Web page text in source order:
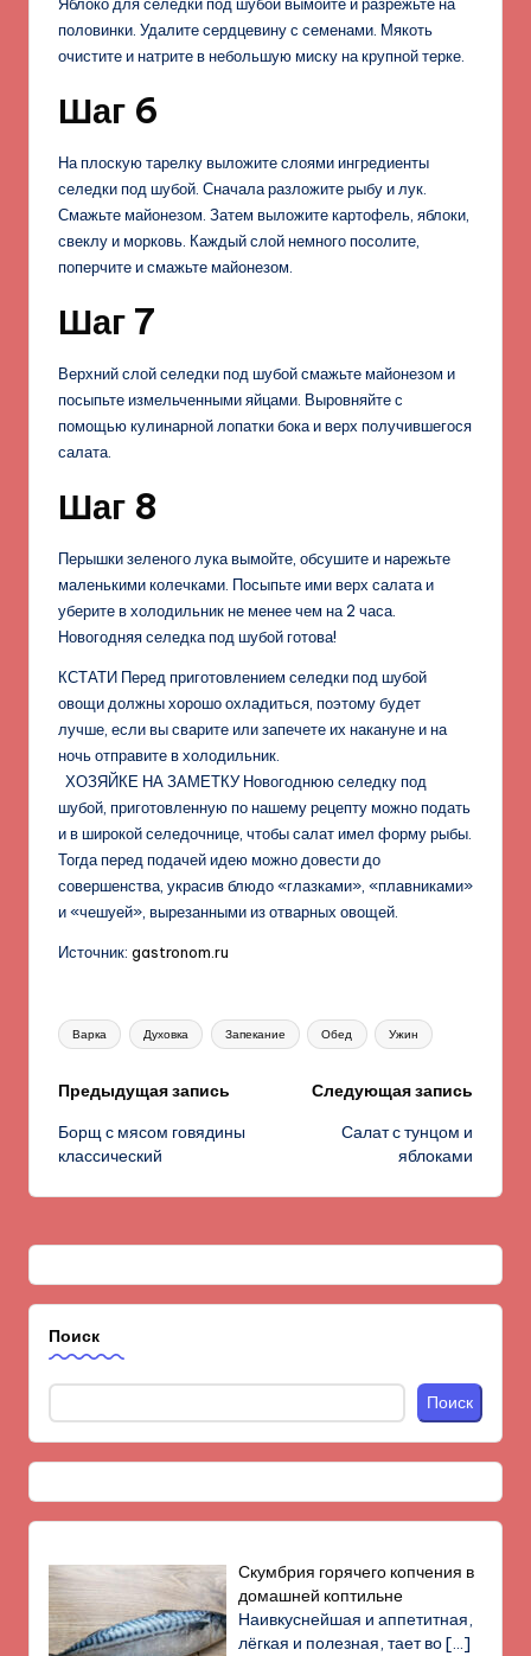
половинки. Удалите сердцевину с семенами. Мякоть
очистите и натрите в небольшую миску на крупной терке.
Шаг 6
На плоскую тарелку выложите слоями ингредиенты
селедки под шубой. Сначала разложите рыбу и лук.
Смажьте майонезом. Затем выложите картофель, яблоки,
свеклу и морковь. Каждый слой немного посолите,
поперчите и смажьте майонезом.
Шаг 7
Верхний слой селедки под шубой смажьте майонезом и
посыпьте измельченными яйцами. Выровняйте с
помощью кулинарной лопатки бока и верх получившегося
салата.
Шаг 8
Перышки зеленого лука вымойте, обсушите и нарежьте
маленькими колечками. Посыпьте ими верх салата и
уберите в холодильник не менее чем на 2 часа.
Новогодняя селедка под шубой готова!
КСТАТИ Перед приготовлением селедки под шубой
овощи должны хорошо охладиться, поэтому будет
лучше, если вы сварите или запечете их накануне и на
ночь отправите в холодильник.
ХОЗЯЙКЕ НА ЗАМЕТКУ Новогоднюю селедку под
шубой, приготовленную по нашему рецепту можно подать
и в широкой селедочнице, чтобы салат имел форму рыбы.
Тогда перед подачей идею можно довести до
совершенства, украсив блюдо «глазками», «плавниками»
и «чешуей», вырезанными из отварных овощей.
Источник: gastronom.ru
Метки:
Варка Духовка Запекание Обед Ужин
Навигация
записи
Предыдущая запись
Борщ с мясом говядины
классический
Следующая запись
Салат с тунцом и
яблоками
Поиск
Поиск
Скумбрия горячего копчения в
домашней коптильне
Наивкуснейшая и аппетитная,
лёгкая и полезная, тает во[…]